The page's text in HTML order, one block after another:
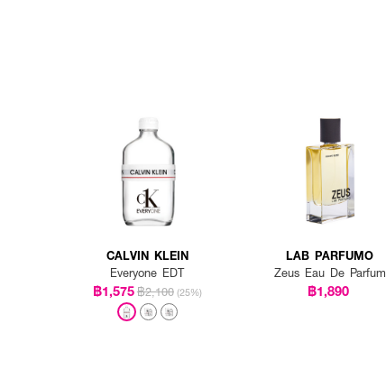
CALVIN KLEIN
Everyone EDT
฿1,575฿2,100 (25%)
LAB PARFUMO
Zeus Eau De Parfum
฿1,890